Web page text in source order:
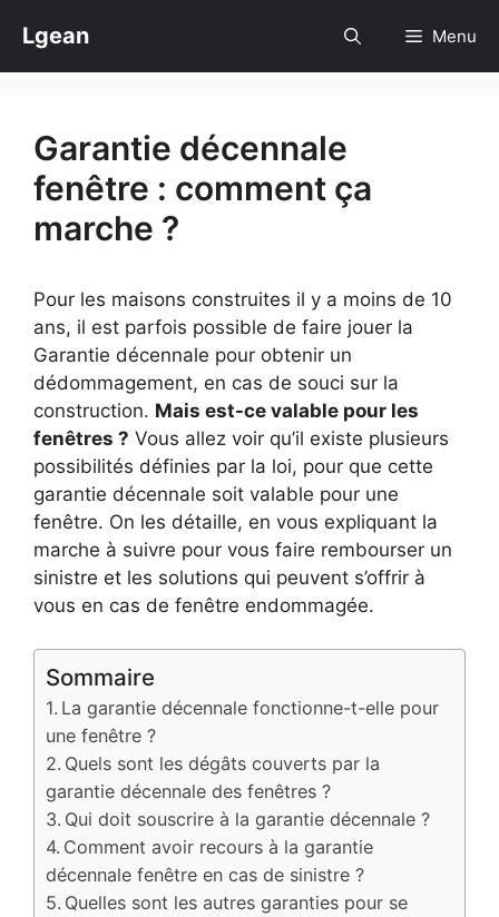
contenu
Lgean Menu
Garantie décennale
fenêtre : comment ça
marche ?
Pour les maisons construites il y a moins de 10
ans, il est parfois possible de faire jouer la
Garantie décennale pour obtenir un
dédommagement, en cas de souci sur la
construction. Mais est-ce valable pour les
fenêtres ? Vous allez voir qu’il existe plusieurs
possibilités définies par la loi, pour que cette
garantie décennale soit valable pour une
fenêtre. On les détaille, en vous expliquant la
marche à suivre pour vous faire rembourser un
sinistre et les solutions qui peuvent s’offrir à
vous en cas de fenêtre endommagée.
Sommaire
La garantie décennale fonctionne-t-elle pour
une fenêtre ?
Quels sont les dégâts couverts par la
garantie décennale des fenêtres ?
Qui doit souscrire à la garantie décennale ?
Comment avoir recours à la garantie
décennale fenêtre en cas de sinistre ?
Quelles sont les autres garanties pour se